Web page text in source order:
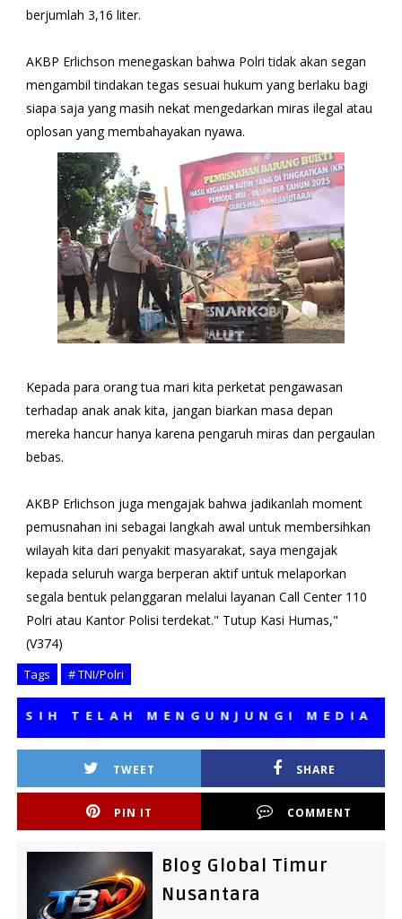
berjumlah 3,16 liter.
AKBP Erlichson menegaskan bahwa Polri tidak akan segan
mengambil tindakan tegas sesuai hukum yang berlaku bagi
siapa saja yang masih nekat mengedarkan miras ilegal atau
oplosan yang membahayakan nyawa.
Kepada para orang tua mari kita perketat pengawasan
terhadap anak anak kita, jangan biarkan masa depan
mereka hancur hanya karena pengaruh miras dan pergaulan
bebas.
AKBP Erlichson juga mengajak bahwa jadikanlah moment
pemusnahan ini sebagai langkah awal untuk membersihkan
wilayah kita dari penyakit masyarakat, saya mengajak
kepada seluruh warga berperan aktif untuk melaporkan
segala bentuk pelanggaran melalui layanan Call Center 110
Polri atau Kantor Polisi terdekat." Tutup Kasi Humas,"
(V374)
Tags # TNI/Polri
TELAH MENGUNJUNGI MEDIA KAMI,
TWEET SHARE
PIN IT COMMENT
Blog Global Timur
Nusantara